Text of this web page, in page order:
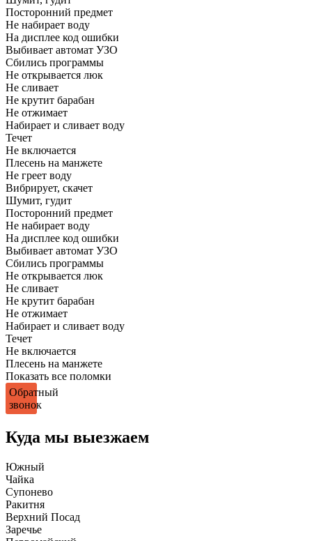
Посторонний предмет
Не набирает воду
На дисплее код ошибки
Выбивает автомат УЗО
Сбились программы
Не открывается люк
Не сливает
Не крутит барабан
Не отжимает
Набирает и сливает воду
Течет
Не включается
Плесень на манжете
Не греет воду
Вибрирует, скачет
Шумит, гудит
Посторонний предмет
Не набирает воду
На дисплее код ошибки
Выбивает автомат УЗО
Сбились программы
Не открывается люк
Не сливает
Не крутит барабан
Не отжимает
Набирает и сливает воду
Течет
Не включается
Плесень на манжете
Показать все поломки
Обратный
звонок
Куда мы выезжаем
Южный
Чайка
Супонево
Ракитня
Верхний Посад
Заречье